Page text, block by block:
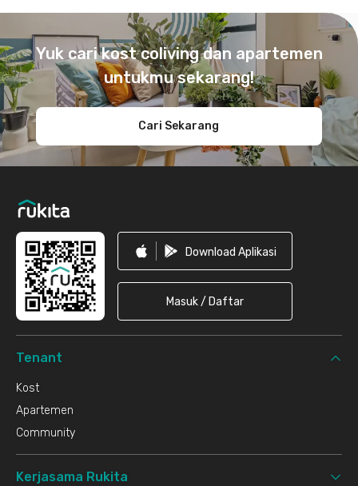
Yuk cari kost coliving dan apartemen
untukmu sekarang!
Cari Sekarang
Download Aplikasi
Masuk / Daftar
Tenant
Kost
Apartemen
Community
Kerjasama Rukita